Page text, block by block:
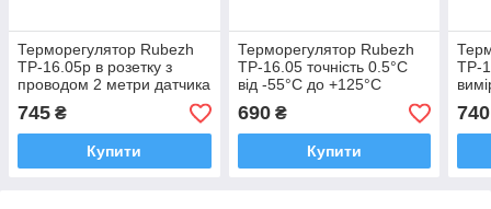
Терморегулятор Rubezh
ТР-16.05р в розетку з
проводом 2 метри датчика
745 ₴
Купити
Терморегулятор Rubezh
ТР-16.05 точність 0.5°С
від -55°С до +125°С
690₴
Купити
ТР-
740